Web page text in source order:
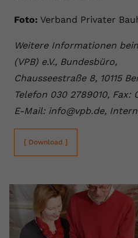
Foto: Verband Privater
Weitere Informationen
(VPB) e.V., Bundesbüro,
Chausseestraße 8, 10115
Telefon 030 2789010, Fax:
E-Mail: info@vpb.de,
[ Download ]